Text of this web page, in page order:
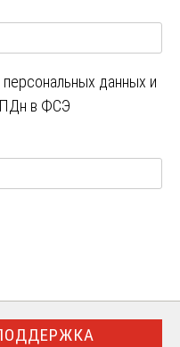
персональных данных и
ПДн в ФСЭ